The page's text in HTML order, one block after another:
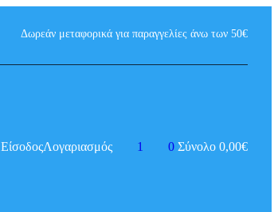
Δωρεάν μεταφορικά για παραγγελίες άνω των 50€
ΕίσοδοςΛογαριασμός 1 0 Σύνολο 0,00€